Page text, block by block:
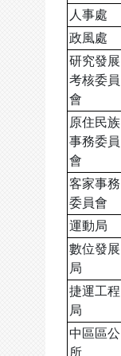
人事處
政風處
研究發展
考核委員
會
原住民族
事務委員
會
客家事務
委員會
運動局
數位發展
局
捷運工程
局
中區區公
所